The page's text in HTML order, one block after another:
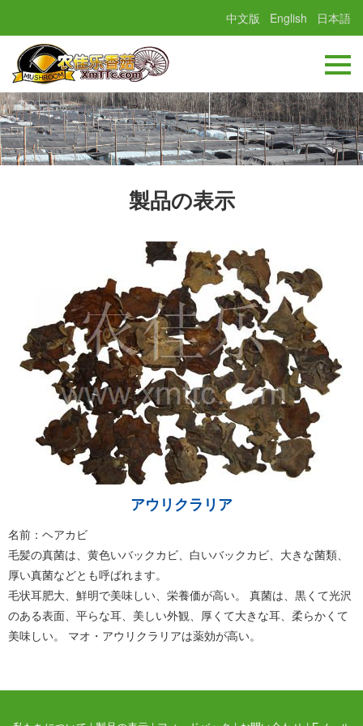
中文版 English 日本語
製品の表示
アウリクラリア
名前：ヘアカビ
毛髪の真菌は、黄色いバックカビ、白いバックカビ、大きな菌類、
厚い真菌などとも呼ばれます。
毛状耳肥大、鮮明で美味しい、栄養価が高い。 真菌は、黒くて光沢
のある表面、平らな耳、美しい外観、厚くて大きな耳、柔らかくて
美味しい。 マオ・アウリクラリアは薬効が高い。